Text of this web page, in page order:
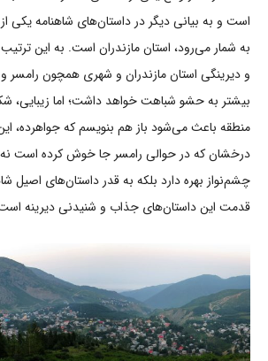
است و به بیانی دیگر در داستان‌های شاهنامه یکی
به شمار می‌رود، استان مازندران است. به این
و دیرینگی استان مازندران و شهری همچون رامسر
بیشتر به حشو شباهت خواهد داشت؛ اما زیبایی،
منطقه باعث می‌شود باز هم بنویسم که جواهرده،
درخشان که در حوالی رامسر جا خوش کرده است نه
چشم‌نواز بهره دارد بلکه به قدر داستان‌های اصیل
قدمت این داستان‌های جذاب و شنیدنی دیرینه